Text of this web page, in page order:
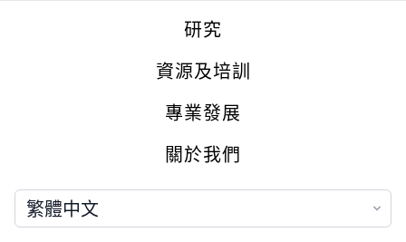
研究
資源及培訓
專業發展
關於我們
語言